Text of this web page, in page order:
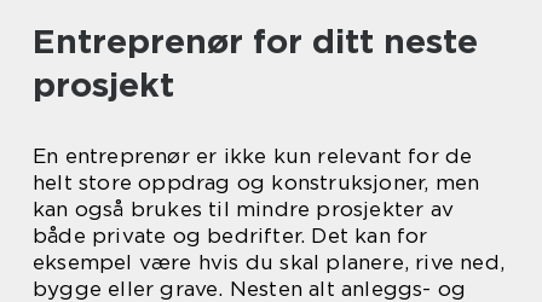
Entreprenør for ditt neste
prosjekt
En entreprenør er ikke kun relevant for de
helt store oppdrag og konstruksjoner, men
kan også brukes til mindre prosjekter av
både private og bedrifter. Det kan for
eksempel være hvis du skal planere, rive ned,
bygge eller grave. Nesten alt anleggs- og